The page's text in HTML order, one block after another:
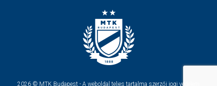
2026 © MTK Budapest - A weboldal teljes tartalma szerzői jogi védelem